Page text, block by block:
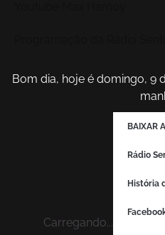
Bom dia, hoje é domingo, 9
Carregando...
BAIXAR
Rádio
História